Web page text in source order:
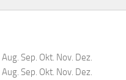
Aug. Sep. Okt. Nov. Dez.
Aug. Sep. Okt. Nov. Dez.